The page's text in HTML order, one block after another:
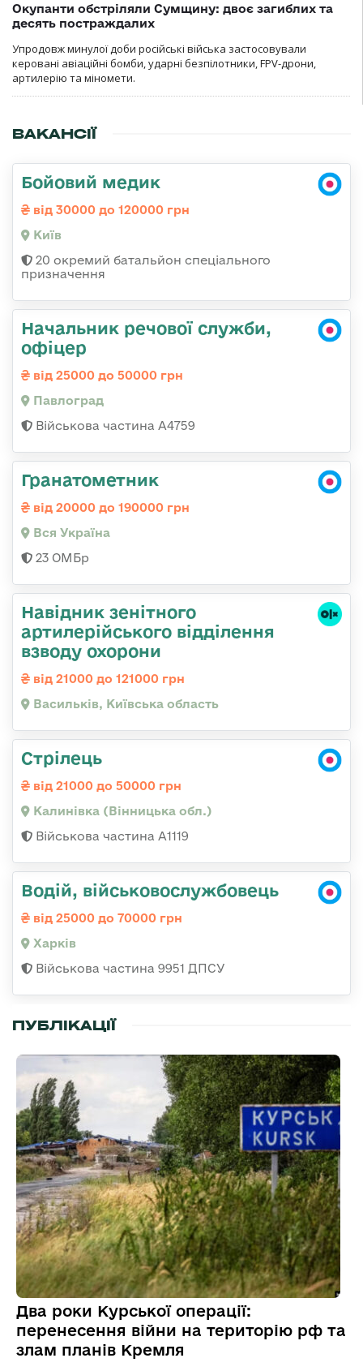
Окупанти обстріляли Сумщину: двоє загиблих та
десять постраждалих
Упродовж минулої доби російські війська застосовували
керовані авіаційні бомби, ударні безпілотники, FPV-дрони,
артилерію та міномети.
ВАКАНСІЇ
Бойовий медик
від 30000 до 120000 грн
Київ
20 окремий батальйон спеціального
призначення
Начальник речової служби,
офіцер
від 25000 до 50000 грн
Павлоград
Військова частина А4759
Гранатометник
від 20000 до 190000 грн
Вся Україна
23 ОМБр
Навідник зенітного
артилерійського відділення
взводу охорони
від 21000 до 121000 грн
Васильків, Київська область
Стрілець
від 21000 до 50000 грн
Калинівка (Вінницька обл.)
Військова частина А1119
Водій, військовослужбовець
від 25000 до 70000 грн
Харків
Військова частина 9951 ДПСУ
ПУБЛІКАЦІЇ
Два роки Курської операції:
перенесення війни на територію рф та
злам планів Кремля